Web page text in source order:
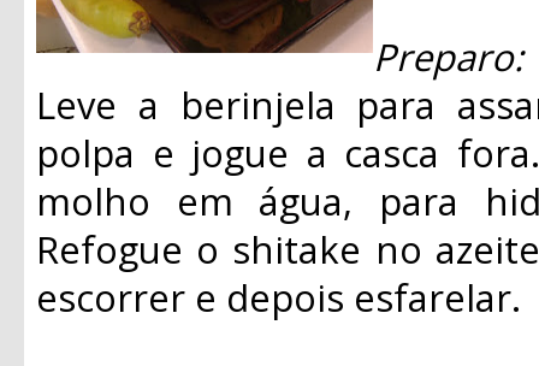
Preparo:
Leve a berinjela para
polpa e jogue a casca
molho em água, para
Refogue o shitake no
escorrer e depois esfarelar.